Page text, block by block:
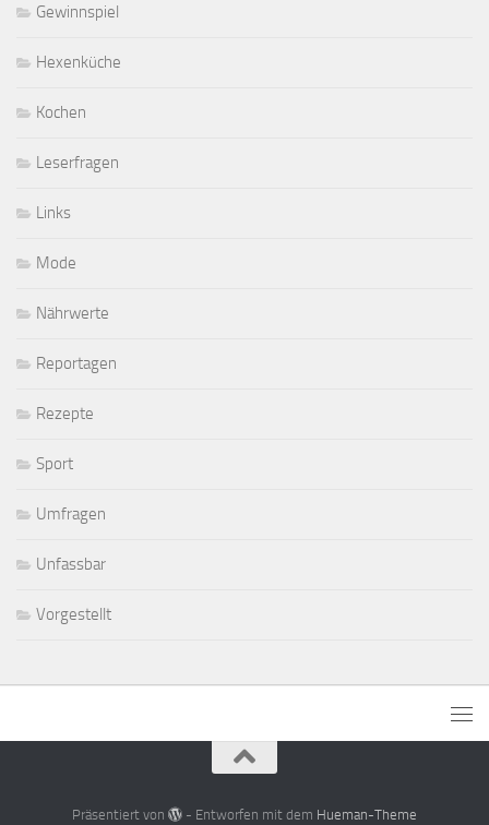
Gewinnspiel
Hexenküche
Kochen
Leserfragen
Links
Mode
Nährwerte
Reportagen
Rezepte
Sport
Umfragen
Unfassbar
Vorgestellt
Präsentiert von - Entworfen mit dem Hueman-Theme